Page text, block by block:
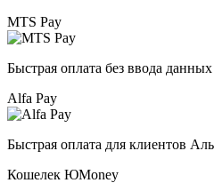
MTS Pay
Быстрая оплата без ввода данных
Alfa Pay
Быстрая оплата для клиентов
Кошелек ЮMoney